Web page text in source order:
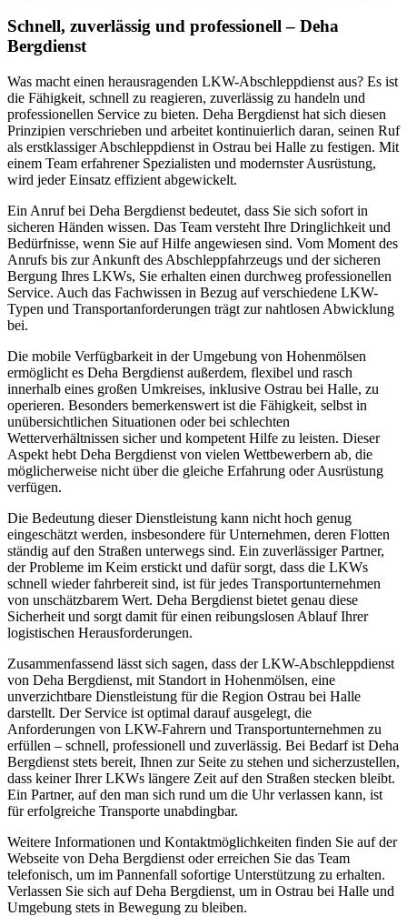
Schnell, zuverlässig und professionell – Deha
Bergdienst
Was macht einen herausragenden LKW-Abschleppdienst aus? Es ist
die Fähigkeit, schnell zu reagieren, zuverlässig zu handeln und
professionellen Service zu bieten. Deha Bergdienst hat sich diesen
Prinzipien verschrieben und arbeitet kontinuierlich daran, seinen Ruf
als erstklassiger Abschleppdienst in Ostrau bei Halle zu festigen. Mit
einem Team erfahrener Spezialisten und modernster Ausrüstung,
wird jeder Einsatz effizient abgewickelt.
Ein Anruf bei Deha Bergdienst bedeutet, dass Sie sich sofort in
sicheren Händen wissen. Das Team versteht Ihre Dringlichkeit und
Bedürfnisse, wenn Sie auf Hilfe angewiesen sind. Vom Moment des
Anrufs bis zur Ankunft des Abschleppfahrzeugs und der sicheren
Bergung Ihres LKWs, Sie erhalten einen durchweg professionellen
Service. Auch das Fachwissen in Bezug auf verschiedene LKW-
Typen und Transportanforderungen trägt zur nahtlosen Abwicklung
bei.
Die mobile Verfügbarkeit in der Umgebung von Hohenmölsen
ermöglicht es Deha Bergdienst außerdem, flexibel und rasch
innerhalb eines großen Umkreises, inklusive Ostrau bei Halle, zu
operieren. Besonders bemerkenswert ist die Fähigkeit, selbst in
unübersichtlichen Situationen oder bei schlechten
Wetterverhältnissen sicher und kompetent Hilfe zu leisten. Dieser
Aspekt hebt Deha Bergdienst von vielen Wettbewerbern ab, die
möglicherweise nicht über die gleiche Erfahrung oder Ausrüstung
verfügen.
Die Bedeutung dieser Dienstleistung kann nicht hoch genug
eingeschätzt werden, insbesondere für Unternehmen, deren Flotten
ständig auf den Straßen unterwegs sind. Ein zuverlässiger Partner,
der Probleme im Keim erstickt und dafür sorgt, dass die LKWs
schnell wieder fahrbereit sind, ist für jedes Transportunternehmen
von unschätzbarem Wert. Deha Bergdienst bietet genau diese
Sicherheit und sorgt damit für einen reibungslosen Ablauf Ihrer
logistischen Herausforderungen.
Zusammenfassend lässt sich sagen, dass der LKW-Abschleppdienst
von Deha Bergdienst, mit Standort in Hohenmölsen, eine
unverzichtbare Dienstleistung für die Region Ostrau bei Halle
darstellt. Der Service ist optimal darauf ausgelegt, die
Anforderungen von LKW-Fahrern und Transportunternehmen zu
erfüllen – schnell, professionell und zuverlässig. Bei Bedarf ist Deha
Bergdienst stets bereit, Ihnen zur Seite zu stehen und sicherzustellen,
dass keiner Ihrer LKWs längere Zeit auf den Straßen stecken bleibt.
Ein Partner, auf den man sich rund um die Uhr verlassen kann, ist
für erfolgreiche Transporte unabdingbar.
Weitere Informationen und Kontaktmöglichkeiten finden Sie auf der
Webseite von Deha Bergdienst oder erreichen Sie das Team
telefonisch, um im Pannenfall sofortige Unterstützung zu erhalten.
Verlassen Sie sich auf Deha Bergdienst, um in Ostrau bei Halle und
Umgebung stets in Bewegung zu bleiben.